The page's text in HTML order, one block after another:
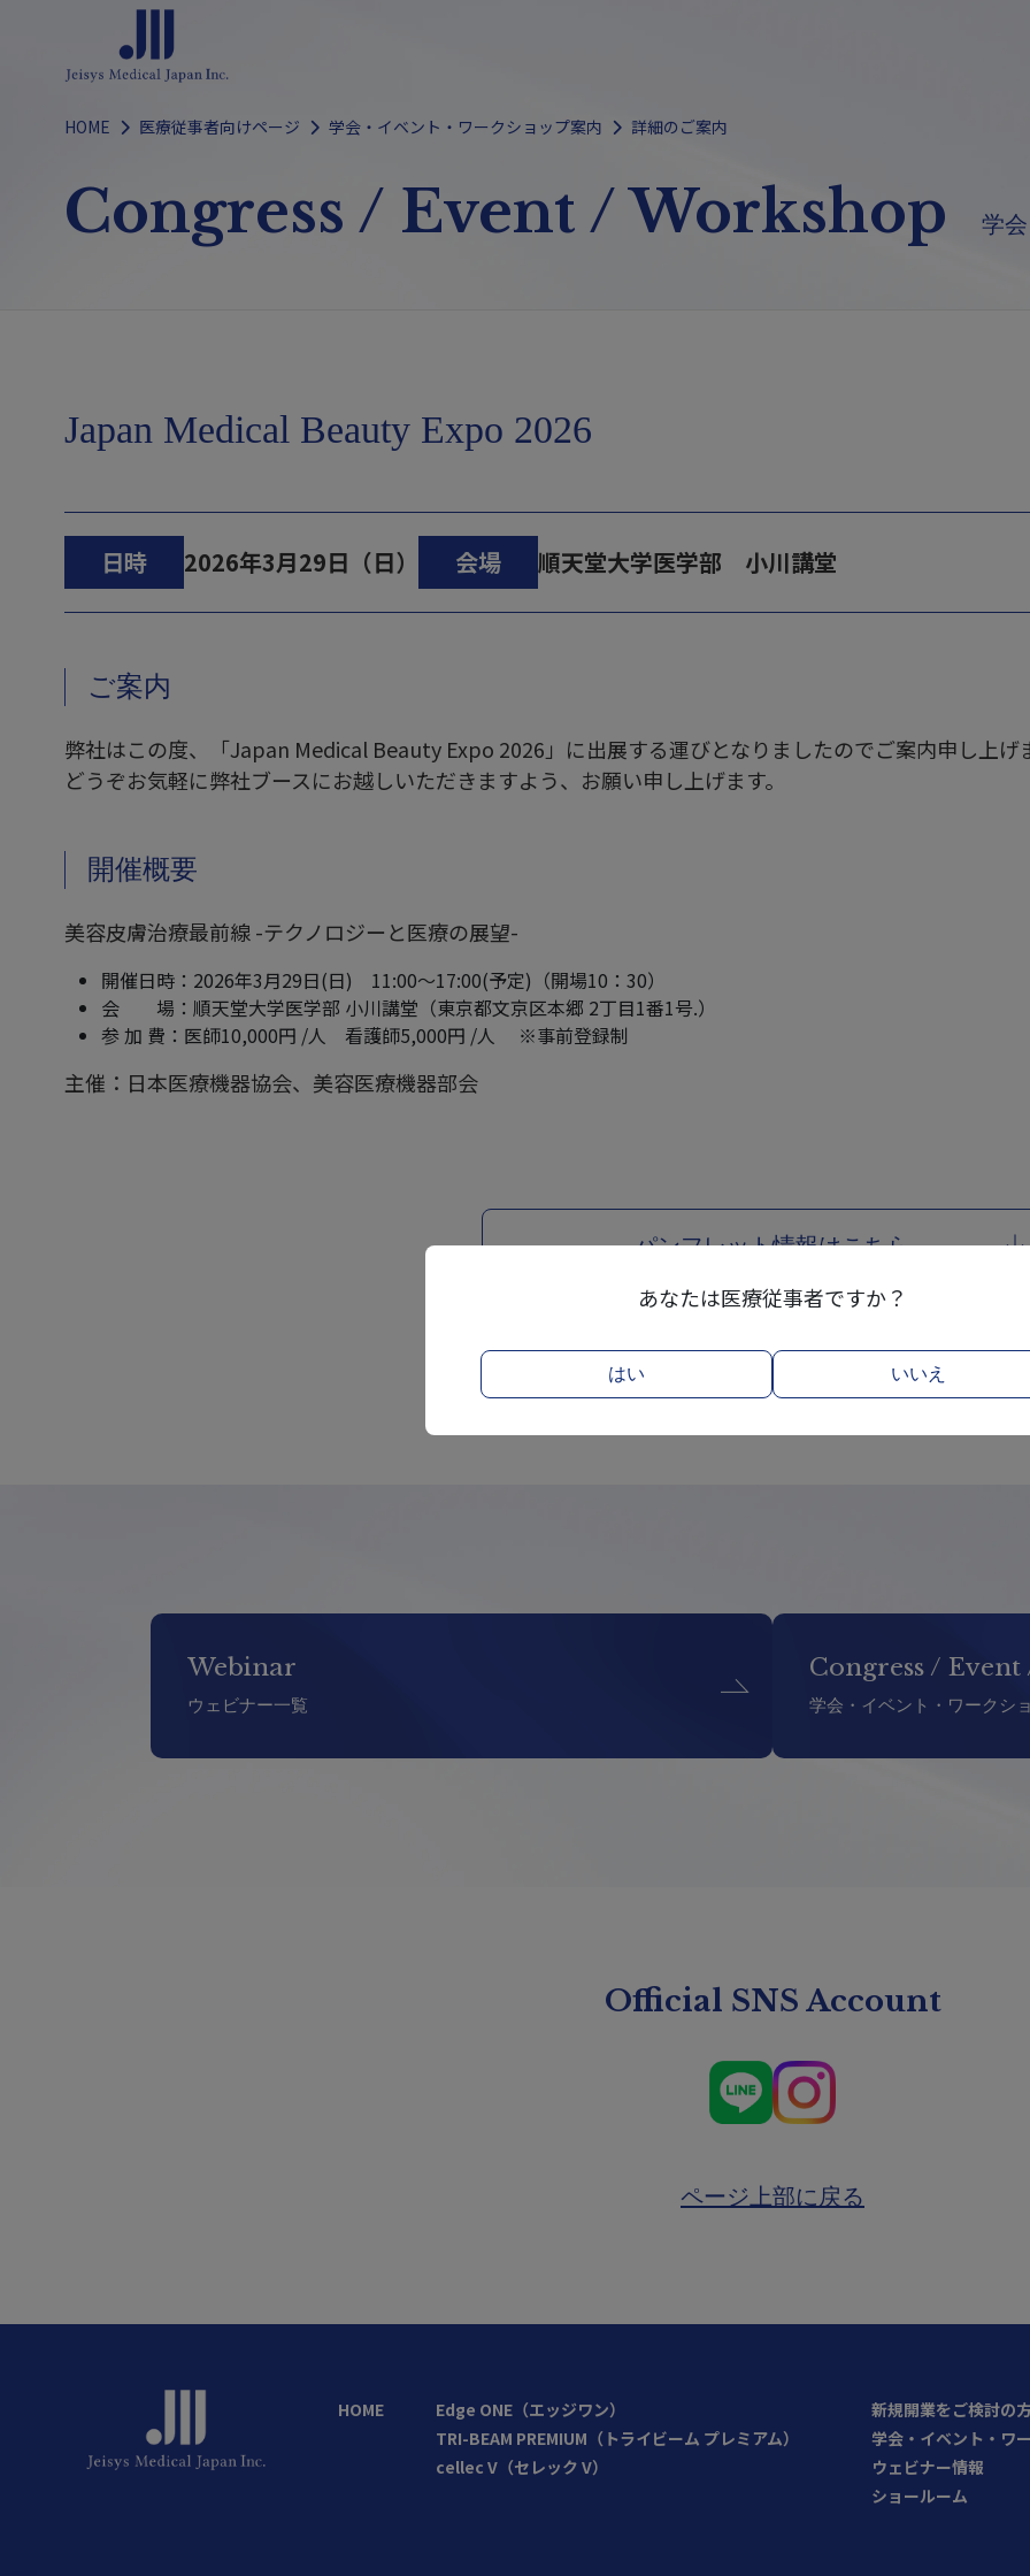
HOME 医療従事者向けページ 学会・イベント・ワークショップ案内 詳細のご案内
Congress / Event / Workshop 学
Japan Medical Beauty Expo 2026
日時 2026年3月29日（日） 会場 順天堂大学医学部 小川講堂
ご案内
弊社はこの度、「Japan Medical Beauty Expo 2026」に出展する運びとなりましたのでご案内申し上げ
どうぞお気軽に弊社ブースにお越しいただきますよう、お願い申し上げます。
開催概要
美容皮膚治療最前線 -テクノロジーと医療の展望-
開催日時：2026年3月29日(日) 11:00～17:00(予定)（開場10：30）
会 場：順天堂大学医学部 小川講堂（東京都文京区本郷 2丁目1番1号.）
参 加 費：医師10,000円 /人 看護師5,000円 /人 ※事前登録制
主催：日本医療機器協会、美容医療機器部会
パンフレット情報はこちら
Webinar
ウェビナー一覧
Congress /
学会・イベント・ワークシ
Official SNS Account
ページ上部に戻る
HOME
Edge ONE（エッジワン）
TRI-BEAM PREMIUM（トライビーム プレミアム）
cellec V（セレック V）
新規開業をご検討の
学会・イベント・ワ
ウェビナー情報
ショールーム
あなたは医療従事者ですか？
はい いいえ